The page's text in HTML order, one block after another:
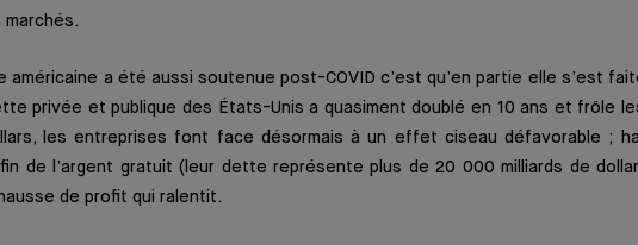
américaine a été aussi soutenue post-COVID c’est qu’en partie elle s’est
privée et publique des États-Unis a quasiment doublé en 10 ans et frôle
les entreprises font face désormais à un effet ciseau défavorable ;
de l’argent gratuit (leur dette représente plus de 20 000 milliards de
de profit qui ralentit.